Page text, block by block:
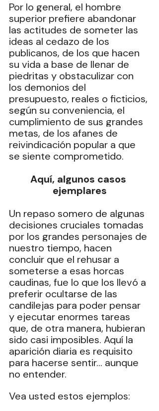
‎Por lo general, el hombre
superior prefiere abandonar
las actitudes de someter las
ideas al cedazo de los
publicanos, de los que hacen
su vida a base de llenar de
piedritas y obstaculizar con
los demonios del
presupuesto, reales o ficticios,
según su conveniencia, el
cumplimiento de sus grandes
metas, de los afanes de
reivindicación popular a que
se siente comprometido.
Aquí, algunos casos
ejemplares
Un repaso somero de algunas
decisiones cruciales tomadas
por los grandes personajes de
nuestro tiempo, hacen
concluir que el rehusar a
someterse a esas horcas
caudinas, fue lo que los llevó a
preferir ocultarse de las
candilejas para poder pensar
y ejecutar enormes tareas
que, de otra manera, hubieran
sido casi imposibles. Aquí la
aparición diaria es requisito
para hacerse sentir… aunque
no entender.
‎Vea usted estos ejemplos: